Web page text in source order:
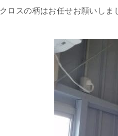
クロスの柄はお任せお願いしま